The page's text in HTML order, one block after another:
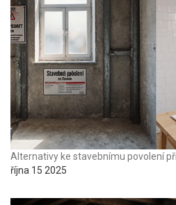
Alternativy ke stavebnímu povolení
října 15 2025